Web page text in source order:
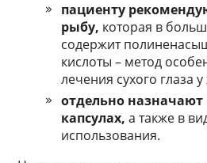
пациенту
рыбу, которая в
содержит
кислоты – метод
лечения сухого глаза
отдельно
капсулах, а также в
использования.